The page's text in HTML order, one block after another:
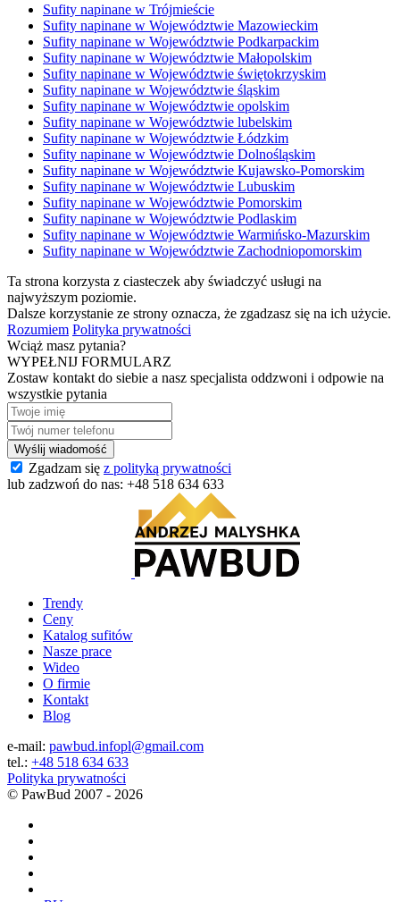
Sufity napinane w Trójmieście
Sufity napinane w Województwie Mazowieckim
Sufity napinane w Województwie Podkarpackim
Sufity napinane w Województwie Małopolskim
Sufity napinane w Województwie świętokrzyskim
Sufity napinane w Województwie śląskim
Sufity napinane w Województwie opolskim
Sufity napinane w Województwie lubelskim
Sufity napinane w Województwie Łódzkim
Sufity napinane w Województwie Dolnośląskim
Sufity napinane w Województwie Kujawsko-Pomorskim
Sufity napinane w Województwie Lubuskim
Sufity napinane w Województwie Pomorskim
Sufity napinane w Województwie Podlaskim
Sufity napinane w Województwie Warmińsko-Mazurskim
Sufity napinane w Województwie Zachodniopomorskim
Ta strona korzysta z ciasteczek aby świadczyć usługi na
najwyższym poziomie.
Dalsze korzystanie ze strony oznacza, że zgadzasz się na ich użycie.
Rozumiem Polityka prywatności
Wciąż masz pytania?
WYPEŁNIJ FORMULARZ
Zostaw kontakt do siebie a nasz specjalista oddzwoni i odpowie na
wszystkie pytania
Zgadzam się z polityką prywatności
lub zadzwoń do nas: +48 518 634 633
Trendy
Ceny
Katalog sufitów
Nasze prace
Wideo
O firmie
Kontakt
Blog
e-mail: pawbud.infopl@gmail.com
tel.: +48 518 634 633
Polityka prywatności
© PawBud 2007 - 2026